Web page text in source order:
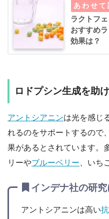
ラクトフ
おすすめ
効果は？
ロドプシン生成を助
アントシアニンは光を感じ
れるのをサポートするので、
果があるとされています。
リーやブルーベリー 、いち
インデナ社の研究
アントシアニンは高い